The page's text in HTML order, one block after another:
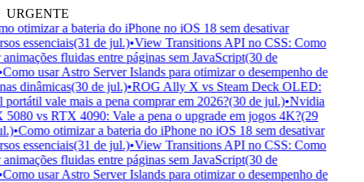
URGENTE
otimizar a bateria do iPhone no iOS 18 sem desativar
essenciais(31 de jul.)•View Transitions API no CSS: Como
fluidas entre páginas sem JavaScript(30 de
usar Astro Server Islands para otimizar o desempenho de
dinâmicas(30 de jul.)•ROG Ally X vs Steam Deck OLED:
vale mais a pena comprar em 2026?(30 de jul.)•Nvidia
vs RTX 4090: Vale a pena o upgrade em jogos 4K?(29
•Como otimizar a bateria do iPhone no iOS 18 sem desativar
essenciais(31 de jul.)•View Transitions API no CSS: Como
fluidas entre páginas sem JavaScript(30 de
usar Astro Server Islands para otimizar o desempenho de